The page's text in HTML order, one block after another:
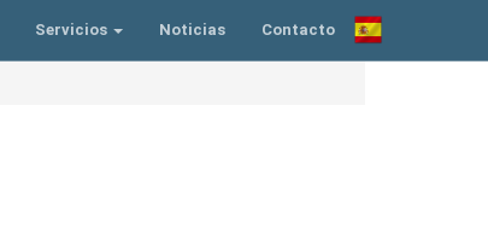
Servicios Noticias Contacto